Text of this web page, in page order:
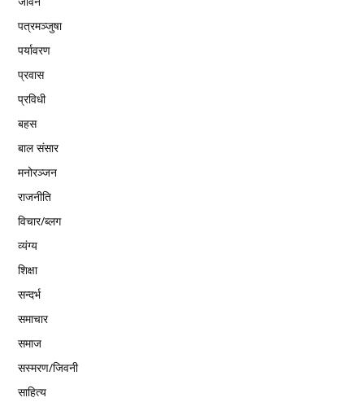
पत्रमञ्जुषा
पर्यावरण
प्रवास
प्रविधी
बहस
बाल संसार
मनोरञ्जन
राजनीति
विचार/ब्लग
व्यंग्य
शिक्षा
सन्दर्भ
समाचार
समाज
सस्मरण/जिवनी
साहित्य